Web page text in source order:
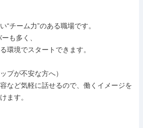
“チーム力”のある職場です。
も多く、
環境でスタートできます。
プが不安な方へ）
など気軽に話せるので、働くイメージを
ます。